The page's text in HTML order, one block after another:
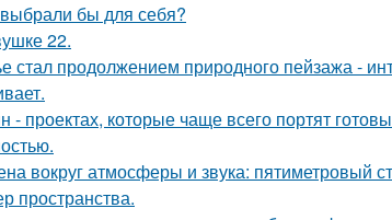
бы для себя?
22.
стал продолжением природного пейзажа -
- проектах, которые чаще всего портят
вокруг атмосферы и звука: пятиметровый
пространства.